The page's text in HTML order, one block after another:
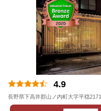
4.9
長野県下高井郡山ノ内町大字平穏2171